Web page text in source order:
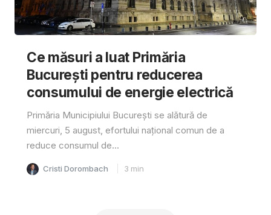
Ce măsuri a luat Primăria
București pentru reducerea
consumului de energie electrică
Primăria Municipiului București se alătură de
miercuri, 5 august, efortului național comun de a
reduce consumul de...
Cristi Dorombach 3 min